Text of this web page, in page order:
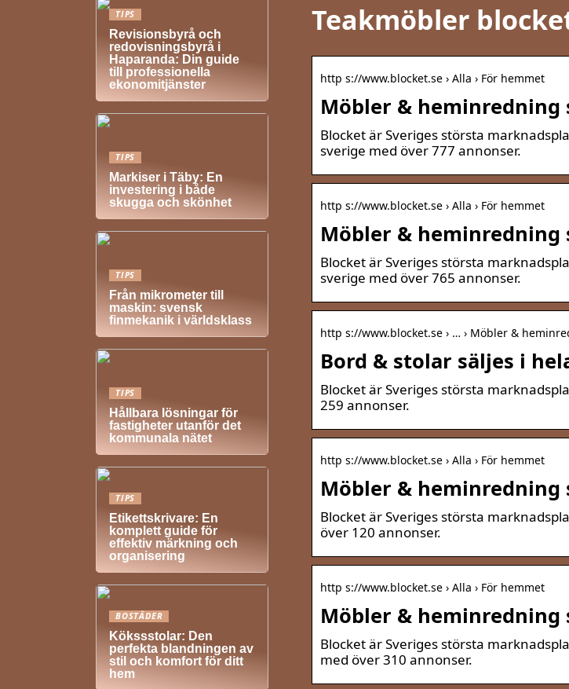
Teakmöbler
http s://www.blocket.se › Alla › För hemmet
Möbler & heminredning
Blocket är Sveriges största
sverige med över 777 annonser.
http s://www.blocket.se › Alla › För hemmet
Möbler & heminredning
Blocket är Sveriges största
sverige med över 765 annonser.
http s://www.blocket.se › … › Möbler &
Bord & stolar säljes i
Blocket är Sveriges största
259 annonser.
http s://www.blocket.se › Alla › För hemmet
Möbler & heminredning
Blocket är Sveriges största
över 120 annonser.
http s://www.blocket.se › Alla › För hemmet
Möbler & heminredning
Blocket är Sveriges största
med över 310 annonser.
TIPS
Revisionsbyrå och
redovisningsbyrå i
Haparanda: Din guide
till professionella
ekonomitjänster
TIPS
Markiser i Täby: En
investering i både
skugga och skönhet
TIPS
Från mikrometer till
maskin: svensk
finmekanik i världsklass
TIPS
Hållbara lösningar för
fastigheter utanför det
kommunala nätet
TIPS
Etikettskrivare: En
komplett guide för
effektiv märkning och
organisering
BOSTÄDER
Kökssstolar: Den
perfekta blandningen av
stil och komfort för ditt
hem